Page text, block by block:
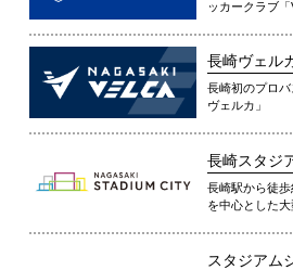
ッカークラブ「
長崎ヴェル
長崎初のプロ
ヴェルカ」
長崎スタジ
長崎駅から徒
を中心とした
スタジアム